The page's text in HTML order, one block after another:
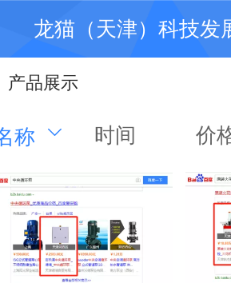
龙猫（天津）科技发
产品展示
称 时间 价